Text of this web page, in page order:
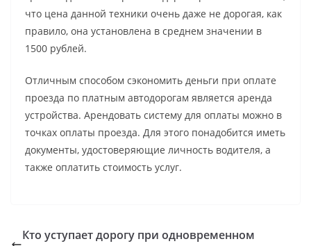
что цена данной техники очень даже не дорогая, как
правило, она установлена в среднем значении в
1500 рублей.
Отличным способом сэкономить деньги при оплате
проезда по платным автодорогам является аренда
устройства. Арендовать систему для оплаты можно в
точках оплаты проезда. Для этого понадобится иметь
документы, удостоверяющие личность водителя, а
также оплатить стоимость услуг.
Кто уступает дорогу при одновременном